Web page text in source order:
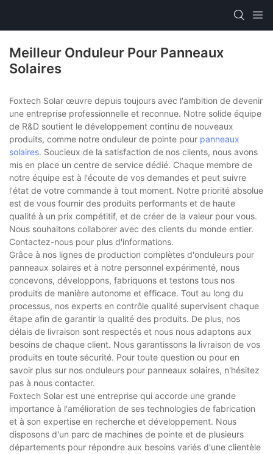
Meilleur Onduleur Pour Panneaux
Solaires
Foxtech Solar œuvre depuis toujours avec l'ambition de devenir
une entreprise professionnelle et reconnue. Notre solide équipe
de R&D soutient le développement continu de nouveaux
produits, comme notre onduleur de pointe pour panneaux
solaires. Soucieux de la satisfaction de nos clients, nous avons
mis en place un centre de service dédié. Chaque membre de
notre équipe est à l'écoute de vos demandes et peut suivre
l'état de votre commande à tout moment. Notre priorité absolue
est de vous fournir des produits performants et de haute
qualité à un prix compétitif, et de créer de la valeur pour vous.
Nous souhaitons collaborer avec des clients du monde entier.
Contactez-nous pour plus d'informations.
Grâce à nos lignes de production complètes d'onduleurs pour
panneaux solaires et à notre personnel expérimenté, nous
concevons, développons, fabriquons et testons tous nos
produits de manière autonome et efficace. Tout au long du
processus, nos experts en contrôle qualité supervisent chaque
étape afin de garantir la qualité des produits. De plus, nos
délais de livraison sont respectés et nous nous adaptons aux
besoins de chaque client. Nous garantissons la livraison de vos
produits en toute sécurité. Pour toute question ou pour en
savoir plus sur nos onduleurs pour panneaux solaires, n'hésitez
pas à nous contacter.
Foxtech Solar est une entreprise qui accorde une grande
importance à l'amélioration de ses technologies de fabrication
et à son expertise en recherche et développement. Nous
disposons d'un parc de machines de pointe et de plusieurs
départements pour répondre aux besoins variés d'une clientèle